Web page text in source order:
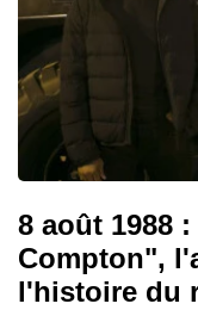
8 août 1988
Compton",
l'histoire du